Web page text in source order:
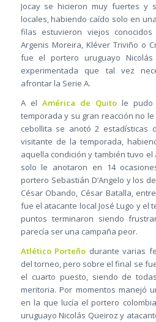
Jocay se hicieron muy fuertes y
locales, habiendo caído solo en
filas estuvieron viejos conocidos
Argenis Moreira, Kléver Triviño o
fue el portero uruguayo Nicolás
experimentada que tal vez
afrontar la Serie A.
A el América de Quitole pudo
temporada y su gran reacción no
cebollita se anotó 2 estadísticas
visitante de la temporada,
aquella condición y también tuvo
solo le anotaron en 14
portero Sebastián D’Angelo y los
César Obando, César Batalla,
fue el atacante local José Lugo y el
puntos terminaron siendo
parecía ser una campaña peor.
Atlético Porteño durante varias
del torneo, pero sobre el final se
el cuarto puesto, siendo de
meritoria. Por momentos manejó
en la que lucía el portero
uruguayo Nicolás Queiroz y